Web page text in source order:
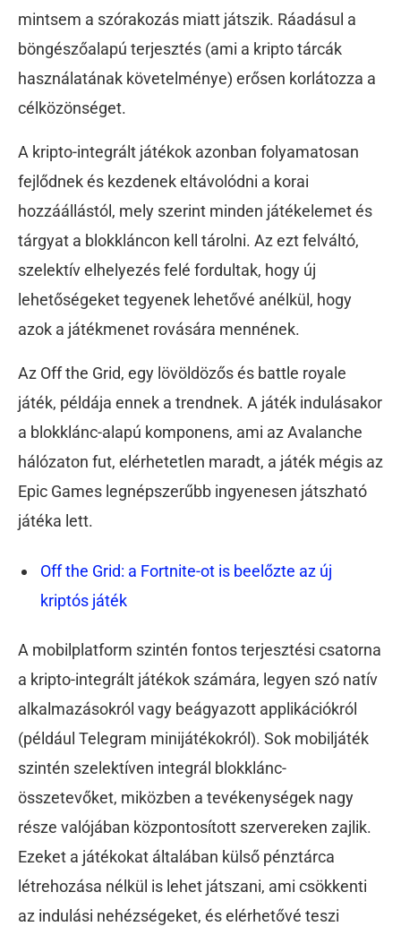
mintsem a szórakozás miatt játszik. Ráadásul a
böngészőalapú terjesztés (ami a kripto tárcák
használatának követelménye) erősen korlátozza a
célközönséget.
A kripto-integrált játékok azonban folyamatosan
fejlődnek és kezdenek eltávolódni a korai
hozzáállástól, mely szerint minden játékelemet és
tárgyat a blokkláncon kell tárolni. Az ezt felváltó,
szelektív elhelyezés felé fordultak, hogy új
lehetőségeket tegyenek lehetővé anélkül, hogy
azok a játékmenet rovására mennének.
Az Off the Grid, egy lövöldözős és battle royale
játék, példája ennek a trendnek. A játék indulásakor
a blokklánc-alapú komponens, ami az Avalanche
hálózaton fut, elérhetetlen maradt, a játék mégis az
Epic Games legnépszerűbb ingyenesen játszható
játéka lett.
Off the Grid: a Fortnite-ot is beelőzte az új
kriptós játék
A mobilplatform szintén fontos terjesztési csatorna
a kripto-integrált játékok számára, legyen szó natív
alkalmazásokról vagy beágyazott applikációkról
(például Telegram minijátékokról). Sok mobiljáték
szintén szelektíven integrál blokklánc-
összetevőket, miközben a tevékenységek nagy
része valójában központosított szervereken zajlik.
Ezeket a játékokat általában külső pénztárca
létrehozása nélkül is lehet játszani, ami csökkenti
az indulási nehézségeket, és elérhetővé teszi